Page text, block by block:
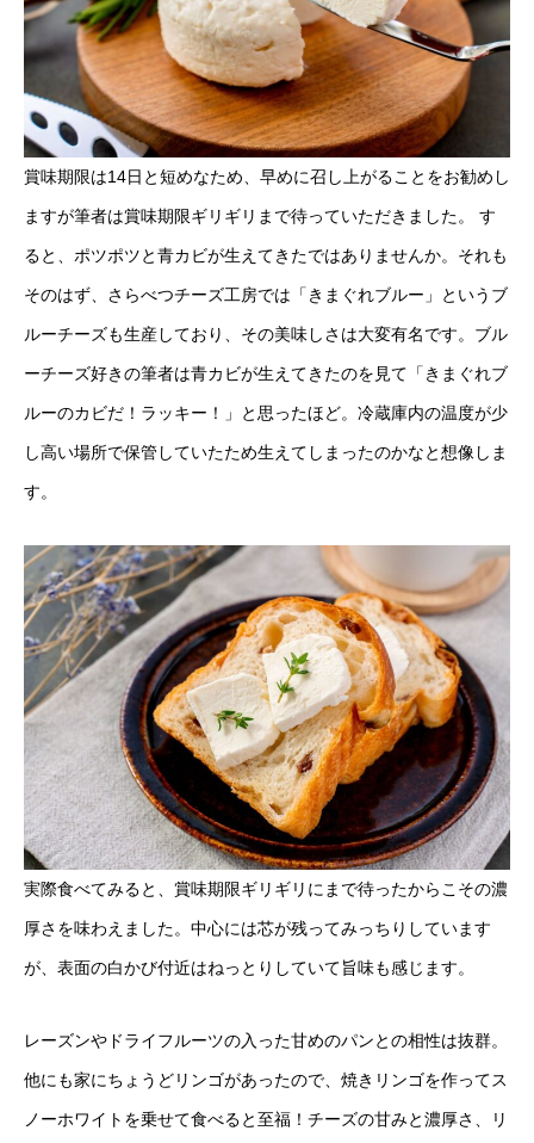
賞味期限は14日と短めなため、早めに召し上がることをお勧めし
ますが筆者は賞味期限ギリギリまで待っていただきました。 す
ると、ポツポツと青カビが生えてきたではありませんか。それも
そのはず、さらべつチーズ工房では「きまぐれブルー」というブ
ルーチーズも生産しており、その美味しさは大変有名です。ブル
ーチーズ好きの筆者は青カビが生えてきたのを見て「きまぐれブ
ルーのカビだ！ラッキー！」と思ったほど。冷蔵庫内の温度が少
し高い場所で保管していたため生えてしまったのかなと想像しま
す。
実際食べてみると、賞味期限ギリギリにまで待ったからこその濃
厚さを味わえました。中心には芯が残ってみっちりしています
が、表面の白かび付近はねっとりしていて旨味も感じます。
レーズンやドライフルーツの入った甘めのパンとの相性は抜群。
他にも家にちょうどリンゴがあったので、焼きリンゴを作ってス
ノーホワイトを乗せて食べると至福！チーズの甘みと濃厚さ、リ